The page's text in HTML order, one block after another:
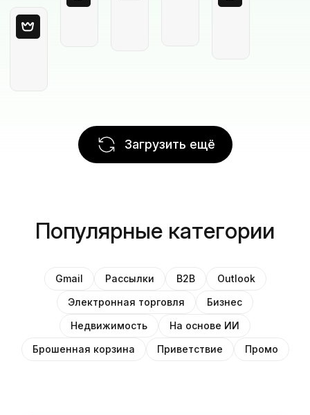
Загрузить ещё
Популярные категории
Gmail Рассылки B2B
Outlook
Электронная торговля
Бизнес
Недвижимость
На основе ИИ
Брошенная корзина
Приветствие Промо